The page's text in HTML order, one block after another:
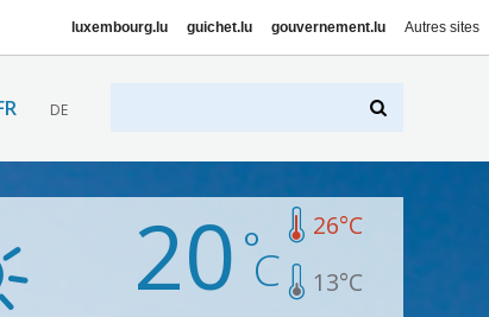
luxembourg.lu guichet.lu gouvernement.lu Autres sites
DE
20 26°C
13°C